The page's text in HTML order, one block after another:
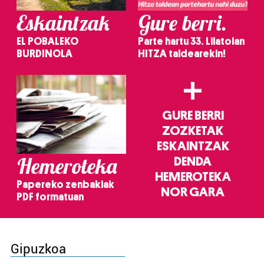
Eskaintzak
EL POBALEKO
BURDINOLA
Gure berri.
Parte hartu 33. Lilatoian
HITZA taldearekin!
Hemeroteka
Papereko zenbakiak
PDF formatuan
+
GURE BERRI
ZOZKETAK
ESKAINTZAK
DENDA
HEMEROTEKA
NOR GARA
Gipuzkoa